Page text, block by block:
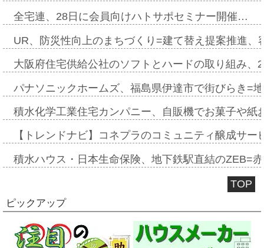
全宅連、28日に会員向けハトサポセミナー開催…
UR、防災性向上のまちづくり=建て替え提案推進
大阪府住宅供給公社のソフトとハードの取り組み
パナソニックホームズ、福島県伊達市で街びらき=
積水化学工業住宅カンパニー、自販機でお菓子や
【トレンドナビ】コネプラのコミュニティ醸成サ
積水ハウス・日本生命保険、地下鉄駅直結のZEB=
TOP
ピックアップ